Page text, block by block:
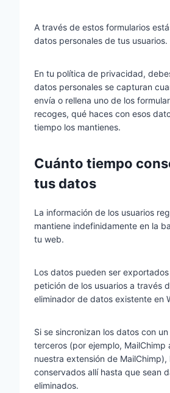
A través de estos formularios
datos personales de tus usuarios.
En tu política de privacidad,
datos personales se capturan
envía o rellena uno de los
recoges, qué haces con esos
tiempo los mantienes.
Cuánto tiempo
tus datos
La información de los usuarios
mantiene indefinidamente en la
tu web.
Los datos pueden ser
petición de los usuarios a través
eliminador de datos existente en
Si se sincronizan los datos con
terceros (por ejemplo, MailChimp
nuestra extensión de MailChimp),
conservados allí hasta que sean
eliminados.